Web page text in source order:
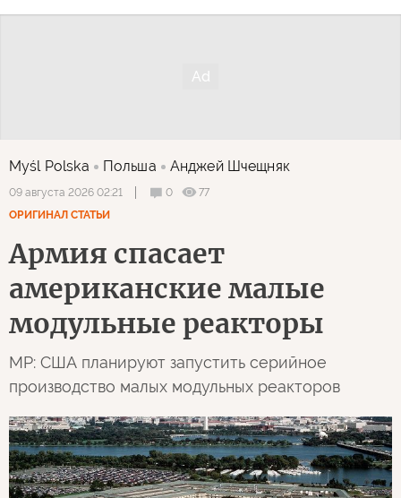
Myśl Polska Польша Анджей Шчещняк
09 августа 2026 02:21 0
77
ОРИГИНАЛ СТАТЬИ
Армия спасает
американские малые
модульные реакторы
MP: США планируют запустить серийное
производство малых модульных реакторов